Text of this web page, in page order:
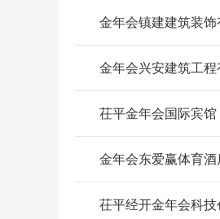
金年会镇建建筑装
金年会兴安建筑工
茌平金年会国际宾馆
金年会东爱赢体育酒
茌平经开金年会科技